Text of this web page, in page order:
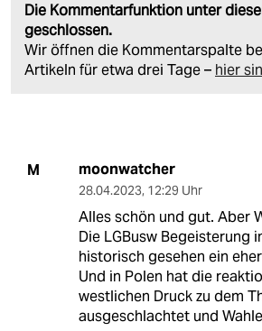
Die Kommentarfunktion unter
geschlossen.
Wir öffnen die Kommentarspalte
Artikeln für etwa drei Tage – hier
M moonwatcher
28.04.2023, 12:29 Uhr
Alles schön und gut. Aber
Die LGBusw Begeisterung
historisch gesehen ein
Und in Polen hat die
westlichen Druck zu dem
ausgeschlachtet und